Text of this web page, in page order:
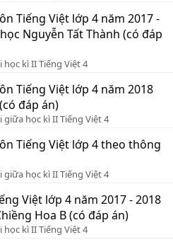
Tiếng Việt lớp 4 năm 2017 -
Nguyễn Tất Thành (có đáp
học kì II Tiếng Việt 4
Tiếng Việt lớp 4 năm 2018
đáp án)
giữa học kì II Tiếng Việt 4
Tiếng Việt lớp 4 theo thông
giữa học kì II Tiếng Việt 4
Việt lớp 4 năm 2017 - 2018
Hoa B (có đáp án)
học kì II Tiếng Việt 4